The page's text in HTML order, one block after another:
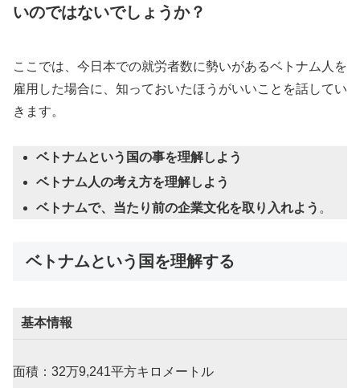
いのではないでしょうか？
ここでは、今日本での就労者数に勢いがあるベトナム人を
雇用した場合に、知っておいたほうがいいことを話してい
きます。
ベトナムという国の事を理解しよう
ベトナム人の考え方を理解しよう
ベトナムで、当たり前の企業文化を取り入れよう 。
ベトナムという国を理解する
基本情報
面積：32万9,241平方キロメートル